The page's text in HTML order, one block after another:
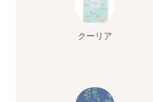
クーリア